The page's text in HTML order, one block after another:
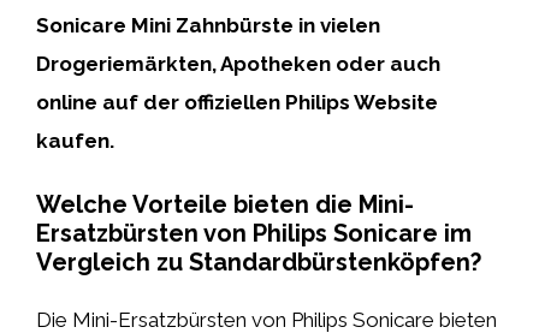
Sonicare Mini Zahnbürste in vielen
Drogeriemärkten, Apotheken oder auch
online auf der offiziellen Philips Website
kaufen.
Welche Vorteile bieten die Mini-
Ersatzbürsten von Philips Sonicare im
Vergleich zu Standardbürstenköpfen?
Die Mini-Ersatzbürsten von Philips Sonicare bieten